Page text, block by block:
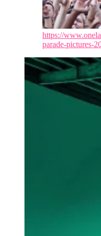
https://
parade-pictures-